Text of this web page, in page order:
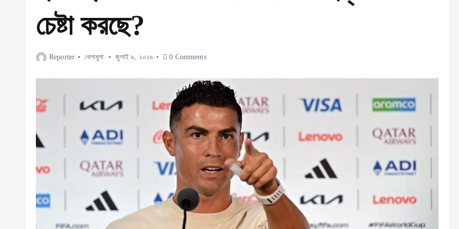
চেষ্টা করছে?
Reporter খেলাধুলা জুলাই ৬, ২০২৬ 0 Comments